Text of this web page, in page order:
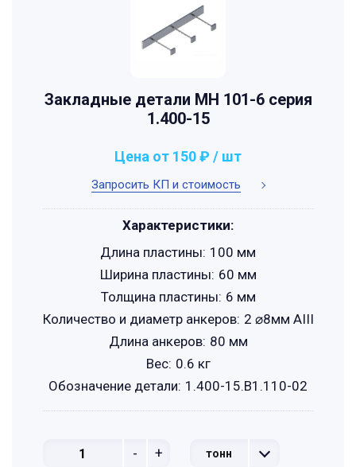
Закладные детали МН 101-6 серия
1.400-15
Запросить КП и стоимость
Цена от 150 ₽ / шт
- + тонн
Характеристики:
Длина пластины: 100 мм
Ширина пластины: 60 мм
Толщина пластины: 6 мм
Количество и диаметр анкеров: 2 ⌀8мм АIII
Длина анкеров: 80 мм
Вес: 0.6 кг
Обозначение детали: 1.400-15.B1.110-02